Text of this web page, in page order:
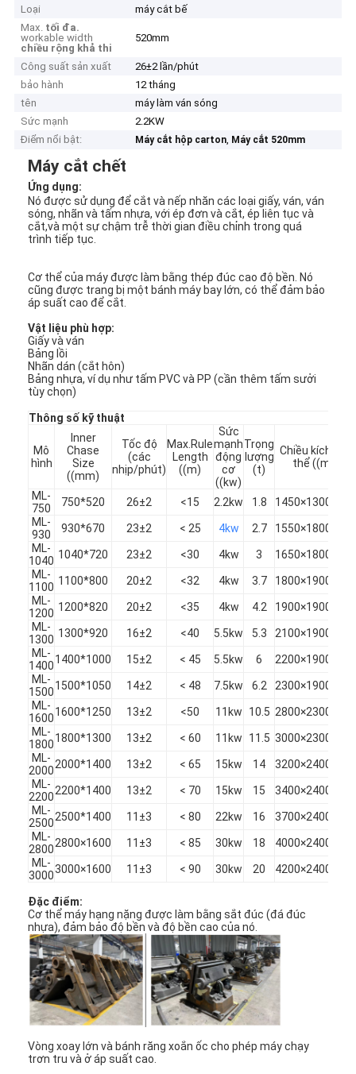
Nhà
Các sản phẩm
Video
Loại
máy cắt bế
Max. tối đa.
workable width
chiều rộng khả thi
520mm
Công suất sản xuất
26±2 lần/phút
bảo hành
12 tháng
tên
máy làm ván sóng
Sức mạnh
2.2KW
Điểm nổi bật:
Máy cắt hộp carton, Máy cắt 520mm
Máy cắt chết
Ứng dụng:
Nó được sử dụng để cắt và nếp nhăn các loại giấy, ván, ván
sóng, nhãn và tấm nhựa, với ép đơn và cắt, ép liên tục và
cắt,và một sự chậm trễ thời gian điều chỉnh trong quá
trình tiếp tục.
Cơ thể của máy được làm bằng thép đúc cao độ bền. Nó
cũng được trang bị một bánh máy bay lớn, có thể đảm bảo
áp suất cao để cắt.
Vật liệu phù hợp:
Giấy và ván
Bảng lồi
Nhãn dán (cắt hôn)
Bảng nhựa, ví dụ như tấm PVC và PP (cần thêm tấm sưởi
tùy chọn)
Thông số kỹ thuật
Mô
hình
Inner
Chase
Size
((mm)
Tốc độ
(các
nhịp/phút)
Max.Rule
Length
((m)
Sức
mạnh
động
cơ
((kw)
Trọng
lượng
(t)
Chiều kích
thể ((mm)
ML-
750
750*520 26±2 <15 2.2kw 1.8
ML-
930
930*670 23±2 < 25 4kw 2.7
ML-
1040 1040*720 23±2 <30 4kw 3
ML-
1100 1100*800 20±2 <32 4kw 3.7
ML-
1200 1200*820 20±2 <35 4kw 4.2
ML-
1300 1300*920 16±2 <40 5.5kw 5.3
ML-
14001400*1000 15±2 < 45 5.5kw 6
ML-
15001500*1050 14±2 < 48 7.5kw 6.2
ML-
16001600*1250 13±2 <50 11kw 10.5
ML-
18001800*1300 13±2 < 60 11kw 11.5
ML-
20002000*1400 13±2 < 65 15kw 14
ML-
22002200*1400 13±2 < 70 15kw 15
ML-
25002500*1400 11±3 < 80 22kw 16
ML-
28002800×1600 11±3 < 85 30kw 18
ML-
30003000×1600 11±3 < 90 30kw 20
Đặc điểm:
Cơ thể máy hạng nặng được làm bằng sắt đúc (đá đúc
nhựa), đảm bảo độ bền và độ bền cao của nó.
Vòng xoay lớn và bánh răng xoắn ốc cho phép máy chạy
trơn tru và ở áp suất cao.